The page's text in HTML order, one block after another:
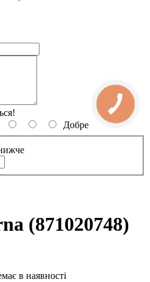
Добре
(871020748)
в наявності